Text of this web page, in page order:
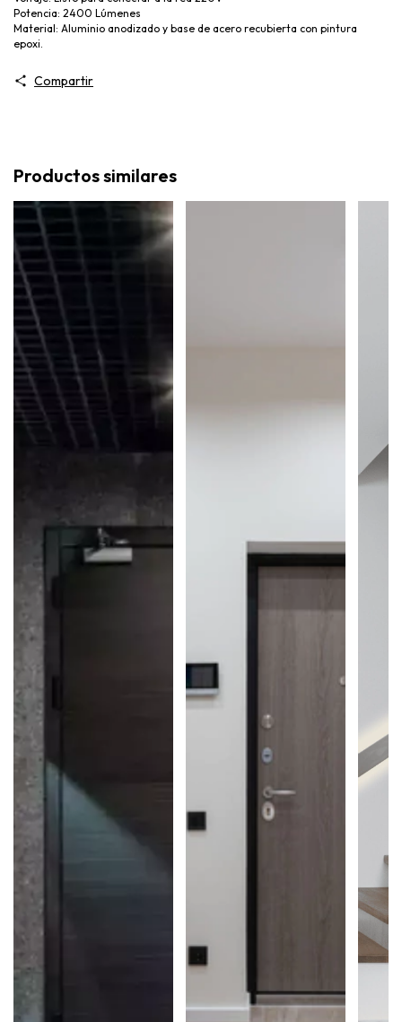
Potencia: 2400 Lúmenes
Material: Aluminio anodizado y base de acero recubierta con pintura
epoxi.
Compartir
Productos similares